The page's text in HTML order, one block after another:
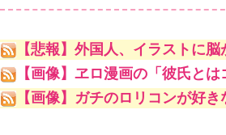
【悲報】外国人、イラストに
るｗｗｗｗｗ
【画像】ヱロ漫画の「彼氏と
の男とはナマでやってます♥♥♥
【画像】ガチのロリコンが好